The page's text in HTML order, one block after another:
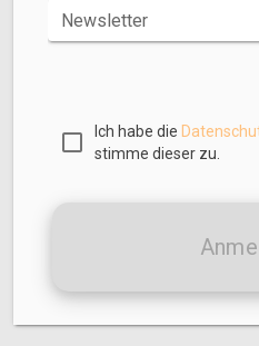
Newsletter
Ich habe die
stimme dieser zu.